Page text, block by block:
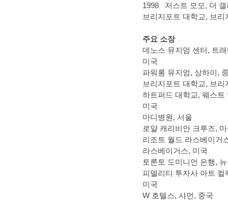
1998
저스트 모모, 더
브리지포트 대학교, 브리
주요 소장
데노스 뮤지엄 센터, 트
미국
파워롱 뮤지엄, 상하이,
브리지포트 대학교, 브리
하트퍼드 대학교, 웨스트
미국
마디병원, 서울
로얄 캐리비안 크루즈,
리조트 월드 라스베이거
라스베이거스, 미국
토론토 도미니언 은행,
피델리티 투자사 아트 컬
미국
W 호텔스, 샤먼, 중국